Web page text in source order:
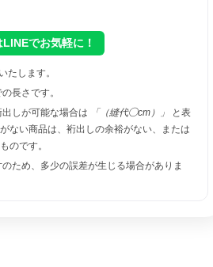
でお気軽に！
たします。
長さです。
しが可能な場合は 「（縫代◯cm）」
と表
ない商品は、裄出しの余裕がない、または
のです。
ため、多少の誤差が生じる場合がありま